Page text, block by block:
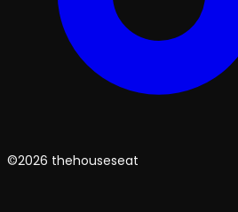
©2026 thehouseseat